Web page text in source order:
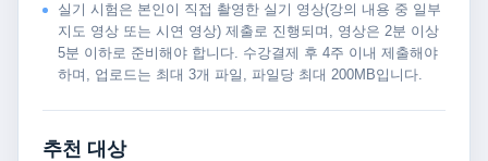
실기 시험은 본인이 직접 촬영한 실기 영상(강의 내용 중 일부
지도 영상 또는 시연 영상) 제출로 진행되며, 영상은 2분 이상
5분 이하로 준비해야 합니다. 수강결제 후 4주 이내 제출해야
하며, 업로드는 최대 3개 파일, 파일당 최대 200MB입니다.
추천 대상